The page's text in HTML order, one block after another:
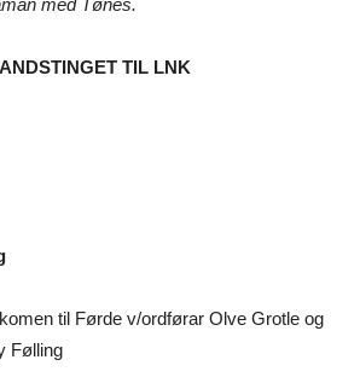
TIL LNK
til Førde v/ordførar Olve Grotle og
Følling